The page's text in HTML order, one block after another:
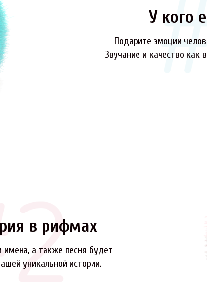
У кого
Подарите эмоции
Звучание и качество как
в рифмах
имена, а также песня будет
уникальной истории.